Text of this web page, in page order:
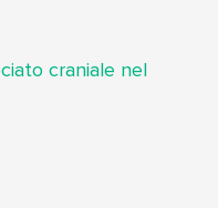
craniale nel